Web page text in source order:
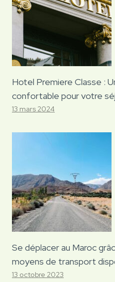
Hotel Premiere Classe :
confortable pour votre
13 mars 2024
Se déplacer au Maroc
moyens de transport
13 octobre 2023